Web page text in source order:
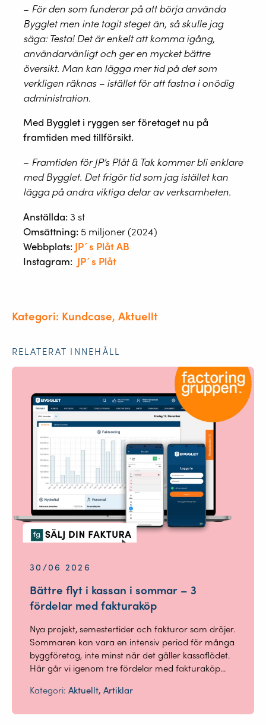
– För den som funderar på att börja använda
Bygglet men inte tagit steget än, så skulle jag
säga: Testa! Det är enkelt att komma igång,
användarvänligt och ger en mycket bättre
översikt. Man kan lägga mer tid på det som
verkligen räknas – istället för att fastna i onödig
administration.
Med Bygglet i ryggen ser företaget nu på
framtiden med tillförsikt.
– Framtiden för JP’s Plåt & Tak kommer bli enklare
med Bygglet. Det frigör tid som jag istället kan
lägga på andra viktiga delar av verksamheten.
Anställda:3 st
Omsättning: 5 miljoner (2024)
Webbplats: JP´s Plåt AB
Instagram: JP´s Plåt
Kategori: Kundcase, Aktuellt
RELATERAT INNEHÅLL
30/06 2026
Bättre flyt i kassan i sommar – 3
fördelar med fakturaköp
Nya projekt, semestertider och fakturor som dröjer.
Sommaren kan vara en intensiv period för många
byggföretag, inte minst när det gäller kassaflödet.
Här går vi igenom tre fördelar med fakturaköp...
Kategori:Aktuellt, Artiklar